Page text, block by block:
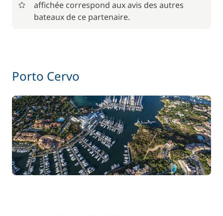
affichée correspond aux avis des autres
bateaux de ce partenaire.
Porto Cervo